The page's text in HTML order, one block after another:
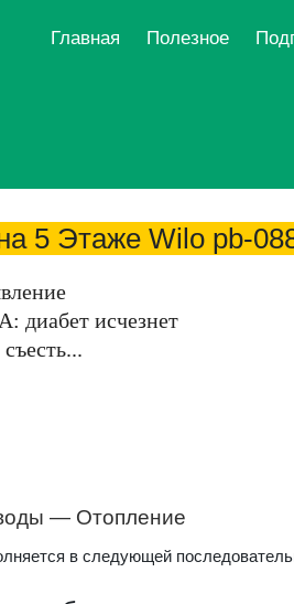
Главная Полезное
5 Этаже Wilo pb-
диабет исчезнет
— Отопление
в следующей